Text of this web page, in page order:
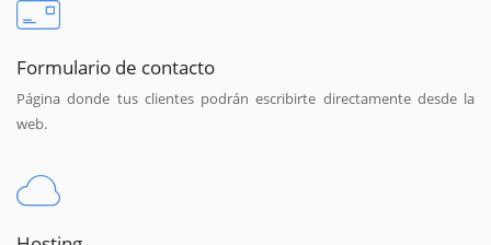
Formulario de contacto
Página donde tus clientes podrán escribirte directamente desde la
web.